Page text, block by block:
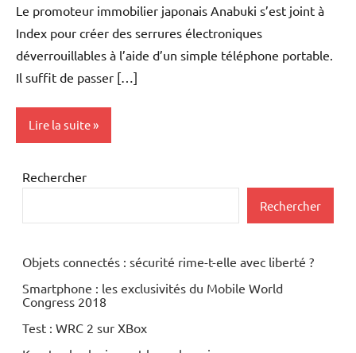
Le promoteur immobilier japonais Anabuki s’est joint à
Index pour créer des serrures électroniques
déverrouillables à l’aide d’un simple téléphone portable.
Il suffit de passer […]
Lire la suite
Inclassables
mobile
Rechercher
Rechercher
Objets connectés : sécurité rime-t-elle avec liberté ?
Smartphone : les exclusivités du Mobile World
Congress 2018
Test : WRC 2 sur XBox